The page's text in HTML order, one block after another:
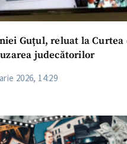
Guțul, reluat la Curtea
judecătorilor
2026, 14:29